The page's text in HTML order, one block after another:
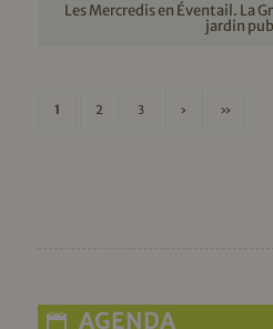
Les Mercredis en Éventail. La
jardin
1 2 3 › »
AGENDA